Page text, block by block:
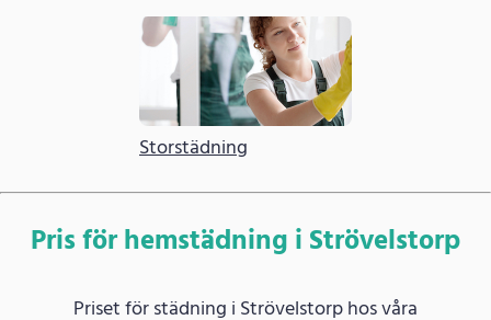
Storstädning
Pris för hemstädning i Strövelstorp
Priset för städning i Strövelstorp hos våra